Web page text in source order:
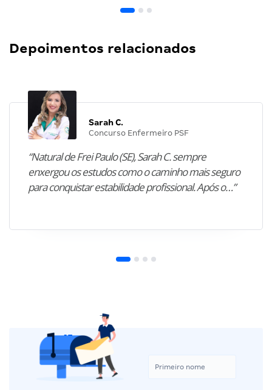
Depoimentos relacionados
Sarah C.
Concurso Enfermeiro PSF
“Natural de Frei Paulo (SE), Sarah C. sempre
enxergou os estudos como o caminho mais seguro
para conquistar estabilidade profissional. Após o…”